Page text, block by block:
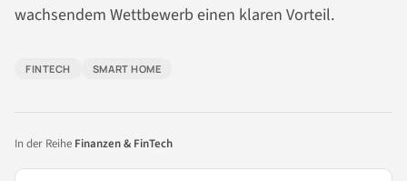
wachsendem Wettbewerb einen klaren Vorteil.
FINTECH SMART HOME
In der Reihe Finanzen & FinTech